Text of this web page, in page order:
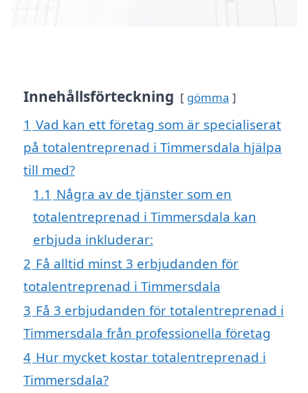
Innehållsförteckning gömma
1 Vad kan ett företag som är specialiserat
på totalentreprenad i Timmersdala hjälpa
till med?
1.1 Några av de tjänster som en
totalentreprenad i Timmersdala kan
erbjuda inkluderar:
2 Få alltid minst 3 erbjudanden för
totalentreprenad i Timmersdala
3 Få 3 erbjudanden för totalentreprenad i
Timmersdala från professionella företag
4 Hur mycket kostar totalentreprenad i
Timmersdala?